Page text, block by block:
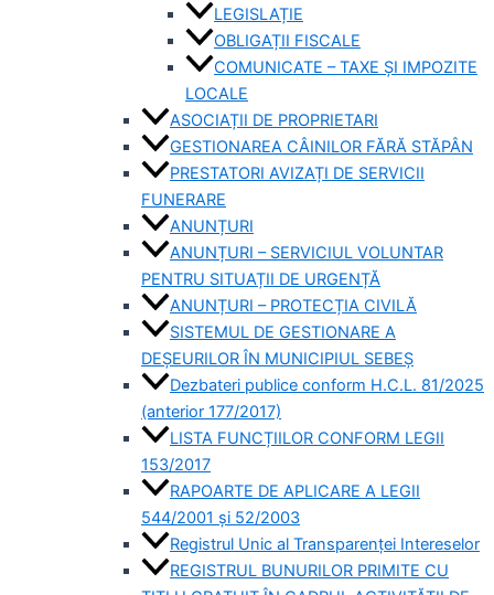
LEGISLAȚIE
OBLIGAȚII FISCALE
COMUNICATE – TAXE ȘI IMPOZITE
LOCALE
ASOCIAȚII DE PROPRIETARI
GESTIONAREA CÂINILOR FĂRĂ STĂPÂN
PRESTATORI AVIZAȚI DE SERVICII
FUNERARE
ANUNȚURI
ANUNȚURI – SERVICIUL VOLUNTAR
PENTRU SITUAȚII DE URGENȚĂ
ANUNȚURI – PROTECȚIA CIVILĂ
SISTEMUL DE GESTIONARE A
DEȘEURILOR ÎN MUNICIPIUL SEBEȘ
Dezbateri publice conform H.C.L. 81/2025
(anterior 177/2017)
LISTA FUNCȚIILOR CONFORM LEGII
153/2017
RAPOARTE DE APLICARE A LEGII
544/2001 și 52/2003
Registrul Unic al Transparenței Intereselor
REGISTRUL BUNURILOR PRIMITE CU